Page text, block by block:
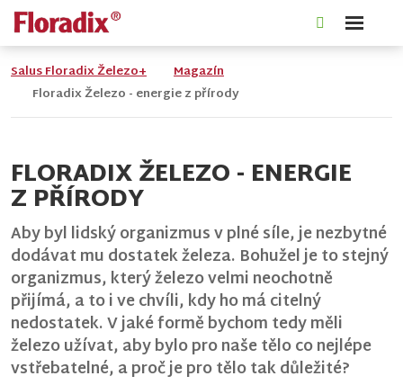
menu
Salus Floradix Železo+
Magazín
Floradix Železo - energie z přírody
FLORADIX ŽELEZO - ENERGIE
Z PŘÍRODY
Aby byl lidský organizmus v plné síle, je nezbytné
dodávat mu dostatek železa. Bohužel je to stejný
organizmus, který železo velmi neochotně
přijímá, a to i ve chvíli, kdy ho má citelný
nedostatek. V jaké formě bychom tedy měli
železo užívat, aby bylo pro naše tělo co nejlépe
vstřebatelné, a proč je pro tělo tak důležité?